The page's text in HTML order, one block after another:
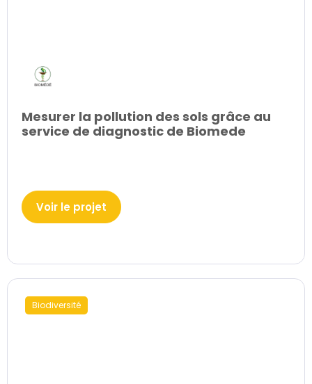
Mesurer la pollution des sols grâce au
service de diagnostic de Biomede
Voir le projet
Biodiversité